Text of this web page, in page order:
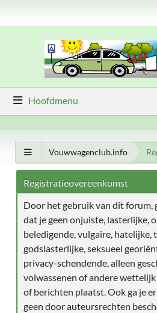
Hoofdmenu
Vouwwagenclub.info
Registratieovereenkomst
Door het gebruik van dit forum,
dat je geen onjuiste, lasterlijke,
beledigende, vulgaire, hatelijke,
godslasterlijke, seksueel
privacy-schendende, alleen
volwassenen of andere
of berichten plaatst. Ook ga je
geen door auteursrechten